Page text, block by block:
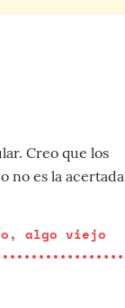
Creo que los
no es la acertada
algo viejo